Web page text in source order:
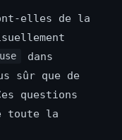
elles de la
use dans
sûr que de
questions
toute la